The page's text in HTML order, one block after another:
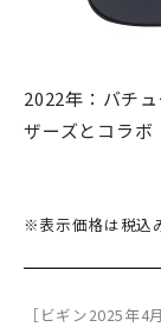
2022年：バチ
ザーズとコラボ
※表示価格は税込
［ビギン2025年